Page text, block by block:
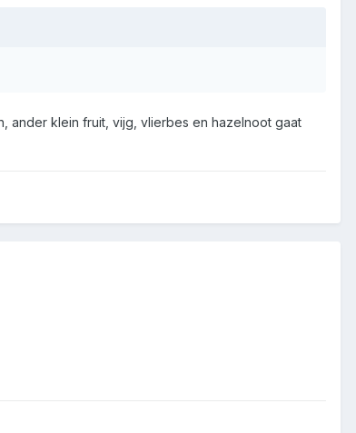
ander klein fruit, vijg, vlierbes en hazelnoot gaat